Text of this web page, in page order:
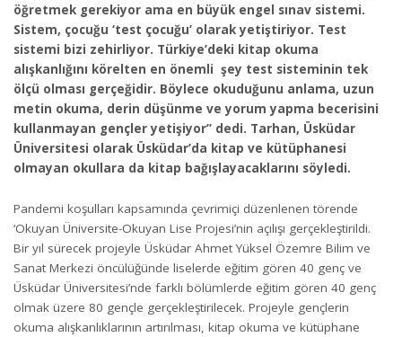
öğretmek gerekiyor ama en büyük engel sınav sistemi.
Sistem, çocuğu ‘test çocuğu’ olarak yetiştiriyor. Test
sistemi bizi zehirliyor. Türkiye’deki kitap okuma
alışkanlığını körelten en önemli şey test sisteminin tek
ölçü olması gerçeğidir. Böylece okuduğunu anlama, uzun
metin okuma, derin düşünme ve yorum yapma becerisini
kullanmayan gençler yetişiyor” dedi. Tarhan, Üsküdar
Üniversitesi olarak Üsküdar’da kitap ve kütüphanesi
olmayan okullara da kitap bağışlayacaklarını söyledi.
Pandemi koşulları kapsamında çevrimiçi düzenlenen törende
‘Okuyan Üniversite-Okuyan Lise Projesi’nin açılışı gerçekleştirildi.
Bir yıl sürecek projeyle Üsküdar Ahmet Yüksel Özemre Bilim ve
Sanat Merkezi öncülüğünde liselerde eğitim gören 40 genç ve
Üsküdar Üniversitesi’nde farklı bölümlerde eğitim gören 40 genç
olmak üzere 80 gençle gerçekleştirilecek. Projeyle gençlerin
okuma alışkanlıklarının artırılması, kitap okuma ve kütüphane